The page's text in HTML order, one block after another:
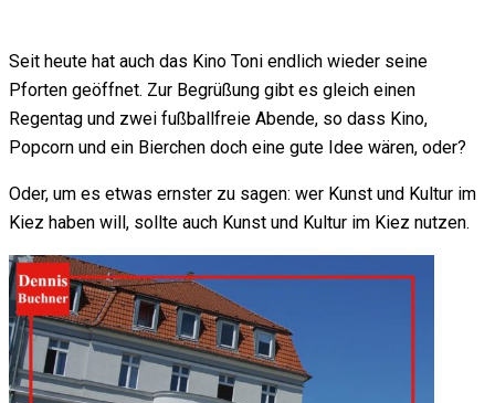
Seit heute hat auch das Kino Toni endlich wieder seine
Pforten geöffnet. Zur Begrüßung gibt es gleich einen
Regentag und zwei fußballfreie Abende, so dass Kino,
Popcorn und ein Bierchen doch eine gute Idee wären, oder?
Oder, um es etwas ernster zu sagen: wer Kunst und Kultur im
Kiez haben will, sollte auch Kunst und Kultur im Kiez nutzen.